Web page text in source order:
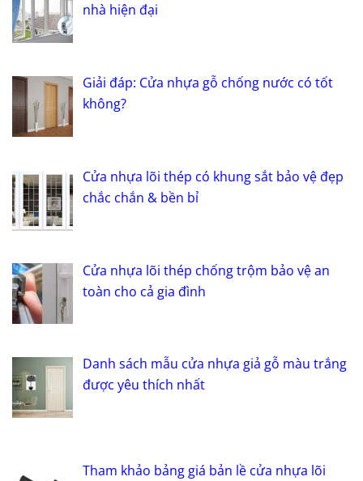
nhà hiện đại
Giải đáp: Cửa nhựa gỗ chống nước có tốt
không?
Cửa nhựa lõi thép có khung sắt bảo vệ đẹp
chắc chắn & bền bỉ
Cửa nhựa lõi thép chống trộm bảo vệ an
toàn cho cả gia đình
Danh sách mẫu cửa nhựa giả gỗ màu trắng
được yêu thích nhất
Tham khảo bảng giá bản lề cửa nhựa lõi